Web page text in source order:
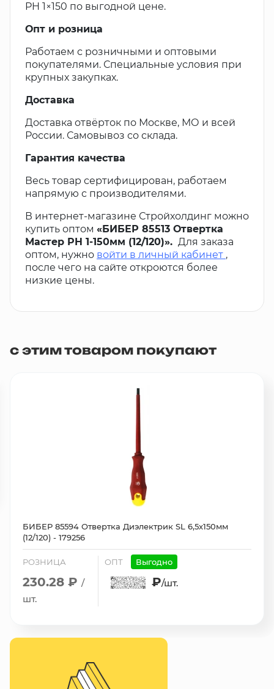
PH 1×150 по выгодной цене.
Опт и розница
Работаем с розничными и оптовыми
покупателями. Специальные условия при
крупных закупках.
Доставка
Доставка отвёрток по Москве, МО и всей
России. Самовывоз со склада.
Гарантия качества
Весь товар сертифицирован, работаем
напрямую с производителями.
В интернет-магазине Стройхолдинг можно
купить оптом «БИБЕР 85513 Отвертка
Мастер PH 1-150мм (12/120)». Для заказа
оптом, нужно войти в личный кабинет ,
после чего на сайте откроются более
низкие цены.
с этим товаром покупают
БИБЕР 85594 Отвертка Диэлектрик SL 6,5х150мм
(12/120) - 179256
РОЗНИЦА
230.28 ₽ /
шт.
ОПТ Выгодно
₽/шт.